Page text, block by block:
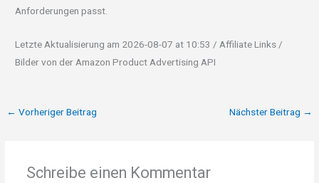
Anforderungen passt.
Letzte Aktualisierung am 2026-08-07 at 10:53 / Affiliate Links /
Bilder von der Amazon Product Advertising API
← Vorheriger Beitrag Nächster Beitrag →
Schreibe einen Kommentar